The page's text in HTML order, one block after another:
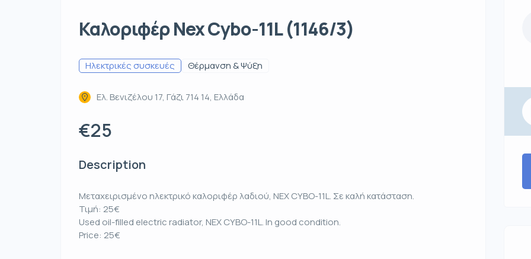
Καλοριφέρ Nex Cybo-11L (1146/3)
Ηλεκτρικές συσκευές Θέρμανση & Ψύξη
Ελ. Βενιζέλου 17, Γάζι 714 14, Ελλάδα
€25
Description
Μεταχειρισμένο ηλεκτρικό καλοριφέρ λαδιού, NEX CYBO-11L. Σε καλή κατάσταση.
Τιμή: 25€
Used oil-filled electric radiator, NEX CYBO-11L. In good condition.
Price: 25€